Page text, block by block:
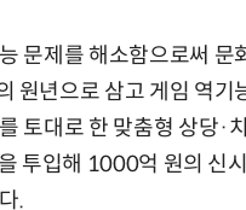
문제를 해소함으로써
원년으로 삼고 게임 역기
토대로 한 맞춤형 상당·
투입해 1000억 원의 신
.